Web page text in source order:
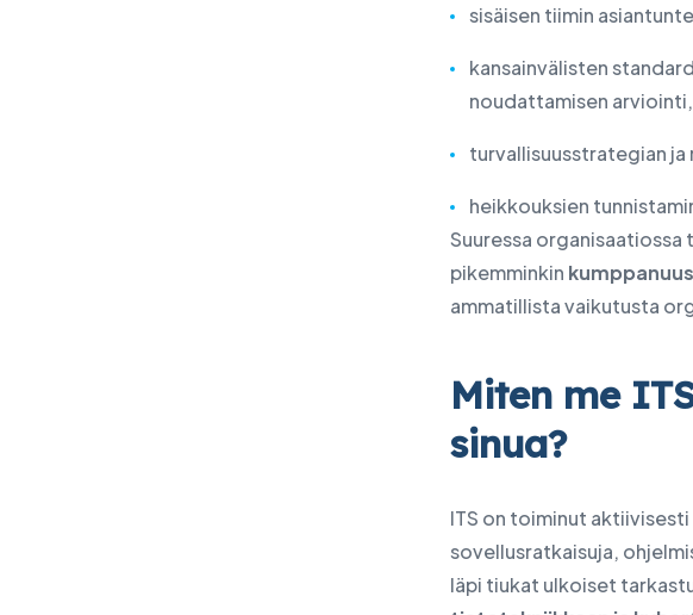
sisäisen tiimin
kansainvälisten
noudattamisen arviointi,
turvallisuusstrategian
heikkouksien
Suuressa organisaatiossa
pikemminkin kumppanuus
ammatillista vaikutusta
Miten me
sinua?
ITS on toiminut
sovellusratkaisuja,
läpi tiukat ulkoiset